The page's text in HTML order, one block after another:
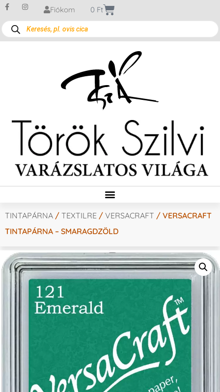
Fiókom 0 Ft
TINTAPÁRNA / TEXTILRE / VERSACRAFT / VERSACRAFT
TINTAPÁRNA – SMARAGDZÖLD